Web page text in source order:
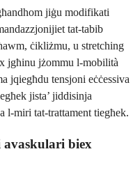
jiġu modifikati
tat-tabib
ċikliżmu, u stretching
jgħinu jżommu l-mobilità
jqiegħdu tensjoni eċċessiva
jista’ jiddisinja
l-miri tat-trattament tiegħek.
avaskulari biex